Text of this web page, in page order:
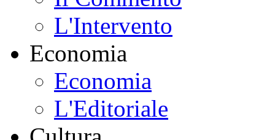
L'Intervento
Economia
Economia
L'Editoriale